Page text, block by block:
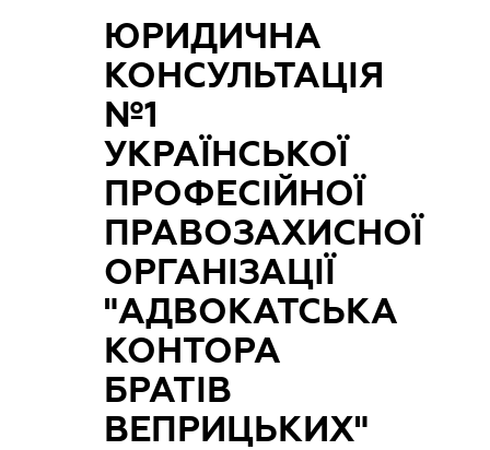
ЮРИДИЧНА
КОНСУЛЬТАЦІЯ
№1
УКРАЇНСЬКОЇ
ПРОФЕСІЙНОЇ
ПРАВОЗАХИСНОЇ
ОРГАНІЗАЦІЇ
"АДВОКАТСЬКА
КОНТОРА
БРАТІВ
ВЕПРИЦЬКИХ"